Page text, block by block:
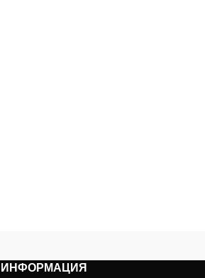
ИНФОРМАЦИЯ